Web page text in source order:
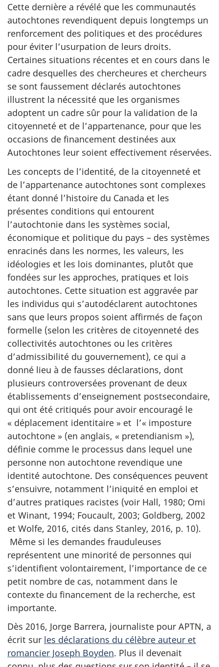
Cette dernière a révélé que les communautés
autochtones revendiquent depuis longtemps un
renforcement des politiques et des procédures
pour éviter l’usurpation de leurs droits.
Certaines situations récentes et en cours dans le
cadre desquelles des chercheures et chercheurs
se sont faussement déclarés autochtones
illustrent la nécessité que les organismes
adoptent un cadre sûr pour la validation de la
citoyenneté et de l’appartenance, pour que les
occasions de financement destinées aux
Autochtones leur soient effectivement réservées.
Les concepts de l’identité, de la citoyenneté et
de l’appartenance autochtones sont complexes
étant donné l’histoire du Canada et les
présentes conditions qui entourent
l’autochtonie dans les systèmes social,
économique et politique du pays – des systèmes
enracinés dans les normes, les valeurs, les
idéologies et les lois dominantes, plutôt que
fondées sur les approches, pratiques et lois
autochtones. Cette situation est aggravée par
les individus qui s’autodéclarent autochtones
sans que leurs propos soient affirmés de façon
formelle (selon les critères de citoyenneté des
collectivités autochtones ou les critères
d’admissibilité du gouvernement), ce qui a
donné lieu à de fausses déclarations, dont
plusieurs controversées provenant de deux
établissements d’enseignement postsecondaire,
qui ont été critiqués pour avoir encouragé le
« déplacement identitaire » et l’« imposture
autochtone » (en anglais, « pretendianism »),
définie comme le processus dans lequel une
personne non autochtone revendique une
identité autochtone. Des conséquences peuvent
s’ensuivre, notamment l’iniquité en emploi et
d’autres pratiques racistes (voir Hall, 1980; Omi
et Winant, 1994; Foucault, 2003; Goldberg, 2002
et Wolfe, 2016, cités dans Stanley, 2016, p. 10).
Même si les demandes frauduleuses
représentent une minorité de personnes qui
s’identifient volontairement, l’importance de ce
petit nombre de cas, notamment dans le
contexte du financement de la recherche, est
importante.
Dès 2016, Jorge Barrera, journaliste pour APTN, a
écrit sur les déclarations du célèbre auteur et
romancier Joseph Boyden. Plus il devenait